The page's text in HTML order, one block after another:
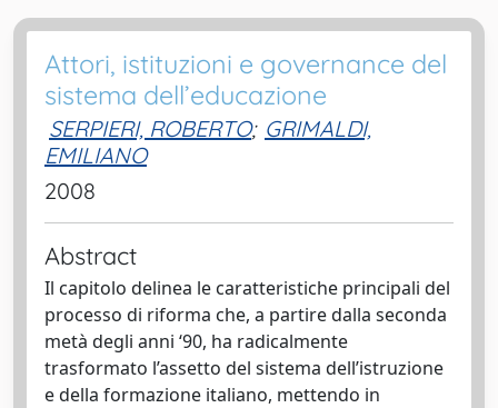
Attori, istituzioni e governance del
sistema dell’educazione
SERPIERI, ROBERTO; GRIMALDI,
EMILIANO
2008
Abstract
Il capitolo delinea le caratteristiche principali del
processo di riforma che, a partire dalla seconda
metà degli anni ‘90, ha radicalmente
trasformato l’assetto del sistema dell’istruzione
e della formazione italiano, mettendo in